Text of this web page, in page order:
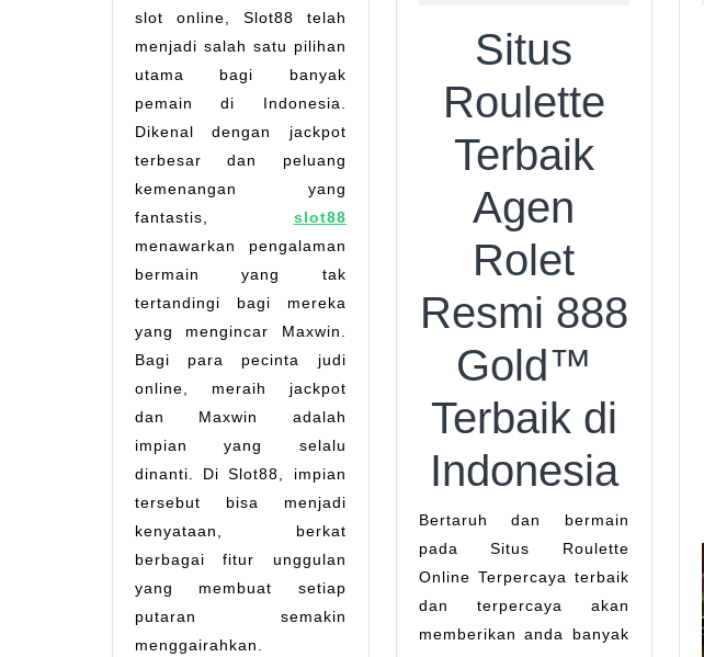
slot online, Slot88 telah
menjadi salah satu pilihan
utama bagi banyak
pemain di Indonesia.
Dikenal dengan jackpot
terbesar dan peluang
kemenangan yang
fantastis, slot88
menawarkan pengalaman
bermain yang tak
tertandingi bagi mereka
yang mengincar Maxwin.
Bagi para pecinta judi
online, meraih jackpot
dan Maxwin adalah
impian yang selalu
dinanti. Di Slot88, impian
tersebut bisa menjadi
kenyataan, berkat
berbagai fitur unggulan
yang membuat setiap
putaran semakin
menggairahkan.
Situs
Roulette
Terbaik
Agen
Rolet
Resmi 888
Gold™
Terbaik di
Indonesia
Bertaruh dan bermain
pada Situs Roulette
Online Terpercaya terbaik
dan terpercaya akan
memberikan anda banyak